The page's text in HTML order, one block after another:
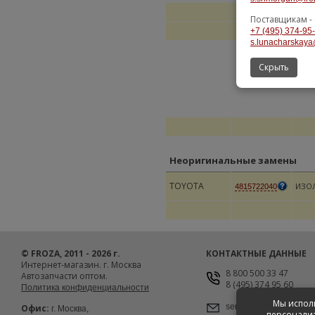
Неоригинальные замены
TOYOTA 4815722040
Мы
Поставщикам -
+7 (495) 374-
Скрыть
© FROZA, 2011 - 2026 г.
Интернет-магазин. г. Москва
Автозапчасти оптом.
Политика конфиденциальности
Офис: г. Москва,
КОНТАКТНЫЕ ДАННЫЕ
8 800 500 33 47
8 (495) 374 95 60
service@froza.ru